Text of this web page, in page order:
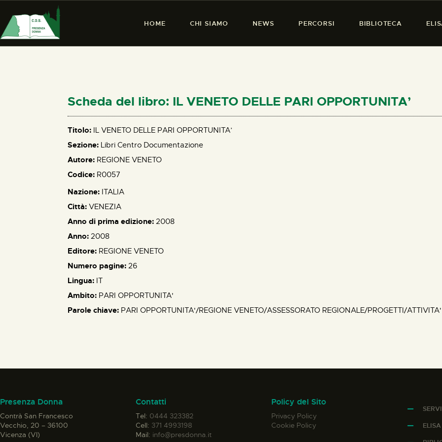
HOME CHI SIAMO NEWS PERCORSI BIBLIOTECA
PRESENZA DONNA
PERCORSI
BIBLIOTECA
Scheda del libro: IL VENETO DELLE PARI OPPORTUNITA’
Titolo: IL VENETO DELLE PARI OPPORTUNITA’
Sezione: Libri Centro Documentazione
Autore: REGIONE VENETO
Codice: R0057
Nazione: ITALIA
Città: VENEZIA
Anno di prima edizione: 2008
Anno: 2008
Editore: REGIONE VENETO
Numero pagine: 26
Lingua: IT
Ambito: PARI OPPORTUNITA'
Parole chiave: PARI OPPORTUNITA'/REGIONE VENETO/ASSESSORATO REGIONALE/PROGETTI/ATTIVITA'
Presenza Donna
Contrà San Francesco
Vecchio, 20 – 36100
Vicenza (VI)
Contatti
Tel: 0444 323382
Cell: 371 4993198
Mail: info@presdonna.it
Policy del Sito
Privacy Policy
Cookie Policy